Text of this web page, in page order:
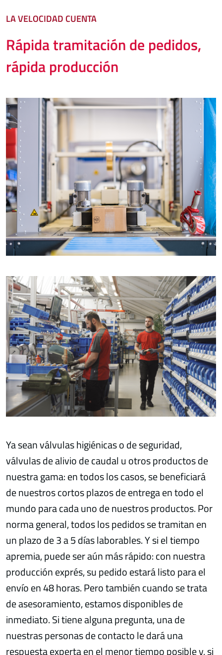
LA VELOCIDAD CUENTA
Rápida tramitación de pedidos,
rápida producción
Ya sean válvulas higiénicas o de seguridad,
válvulas de alivio de caudal u otros productos de
nuestra gama: en todos los casos, se beneficiará
de nuestros cortos plazos de entrega en todo el
mundo para cada uno de nuestros productos. Por
norma general, todos los pedidos se tramitan en
un plazo de 3 a 5 días laborables. Y si el tiempo
apremia, puede ser aún más rápido: con nuestra
producción exprés, su pedido estará listo para el
envío en 48 horas. Pero también cuando se trata
de asesoramiento, estamos disponibles de
inmediato. Si tiene alguna pregunta, una de
nuestras personas de contacto le dará una
respuesta experta en el menor tiempo posible y, si